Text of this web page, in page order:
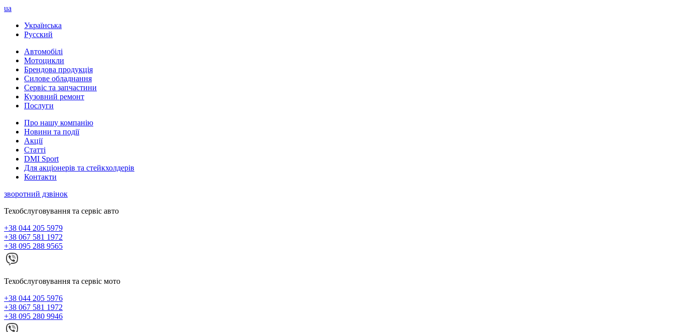
ua
Українська
Русский
Автомобілі
Мотоцикли
Брендова продукція
Силове обладнання
Сервіс та запчастини
Кузовний ремонт
Послуги
Про нашу компанію
Новини та події
Акції
Статті
DMI Sport
Для акціонерів та стейкхолдерів
Контакти
зворотний дзвінок
Техобслуговування та сервіс авто
+38 044 205 5979
+38 067 581 1972
+38 095 288 9565
Техобслуговування та сервіс мото
+38 044 205 5976
+38 067 581 1972
+38 095 280 9946